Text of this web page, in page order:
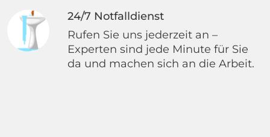
24/7 Notfalldienst
Rufen Sie uns jederzeit an –
Experten sind jede Minute für Sie
da und machen sich an die Arbeit.